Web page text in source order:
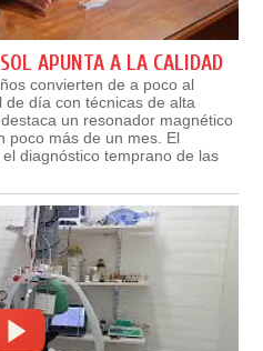
APUNTA A LA CALIDAD
convierten de a poco al
día con técnicas de alta
un resonador magnético
poco más de un mes. El
diagnóstico temprano de las